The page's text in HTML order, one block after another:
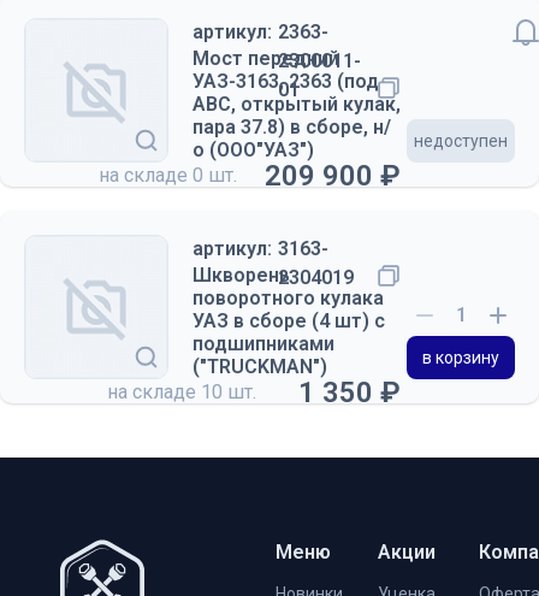
артикул: 2363-
2300011-
01
Мост передний
УАЗ-3163, 2363 (под
АВС, открытый кулак,
пара 37.8) в сборе, н/
о (ООО"УАЗ")
на складе 0 шт. 209 900 ₽
недоступен
артикул: 3163-
2304019
Шкворень
поворотного кулака
УАЗ в сборе (4 шт) с
подшипниками
("TRUCKMAN")
на складе 10 шт. 1 350 ₽
в корзину
Меню Акции